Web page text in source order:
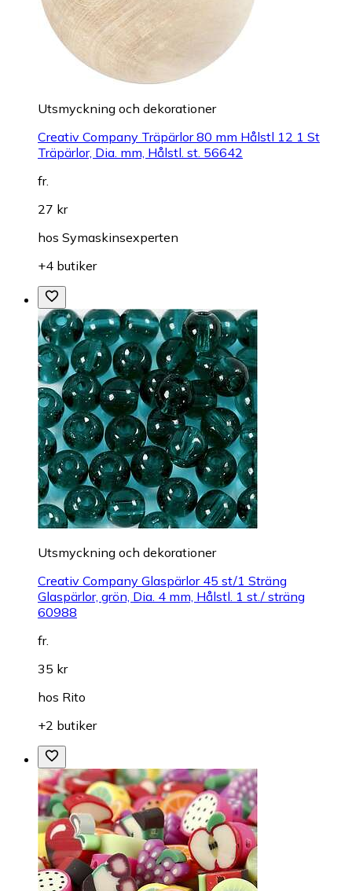
Utsmyckning och dekorationer
Creativ Company Träpärlor 80 mm Hålstl 12 1 St
Träpärlor, Dia. mm, Hålstl. st. 56642
fr.
27 kr
hos Symaskinsexperten
+4 butiker
Utsmyckning och dekorationer
Creativ Company Glaspärlor 45 st/1 Sträng
Glaspärlor, grön, Dia. 4 mm, Hålstl. 1 st./ sträng
60988
fr.
35 kr
hos Rito
+2 butiker